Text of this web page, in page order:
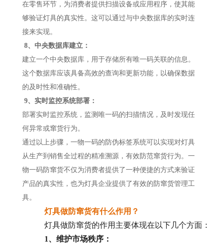
在零售环节，为消费者提供扫描设备或应用程序，使其能
够验证灯具的真实性。这可以通过与中央数据库的实时连
接来实现。
8、中央数据库建立：
建立一个中央数据库，用于存储所有唯一码关联的信息。
这个数据库应该具备高效的查询和更新功能，以确保数据
的及时性和准确性。
9、实时监控系统部署：
部署实时监控系统，监测唯一码的扫描情况，及时发现任
何异常或窜货行为。
通过以上步骤，一物一码的防伪标签系统可以实现对灯具
从生产到销售全过程的精准溯源，有效防范窜货行为。一
物一码防窜货不仅为消费者提供了一种便捷的方式来验证
产品的真实性，也为灯具企业提供了有效的防窜货管理工
具。
灯具做防窜货有什么作用？
灯具做防窜货的作用主要体现在以下几个方面：
1、维护市场秩序：